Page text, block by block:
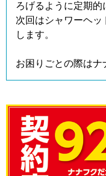
ろげるように定期的
次回はシャワーヘッ
します。
お困りごとの際はナ